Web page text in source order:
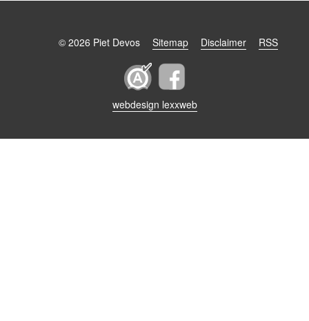
© 2026 Piet Devos Sitemap Disclaimer RSS
webdesign lexxweb